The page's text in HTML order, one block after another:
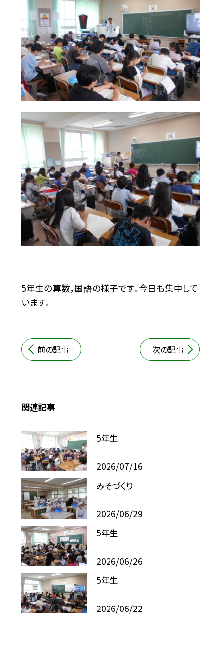
5年生の算数，国語の様子です。今日も集中して
います。
前の記事 次の記事
関連記事
5年生
2026/07/16
みそづくり
2026/06/29
5年生
2026/06/26
5年生
2026/06/22